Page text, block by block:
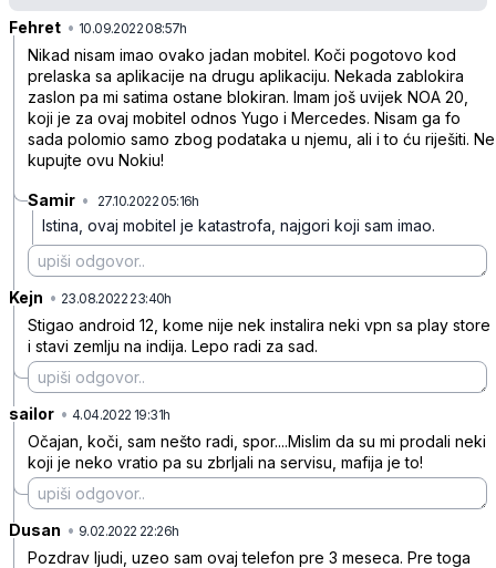
Fehret • 10.09.2022 08:57h
Nikad nisam imao ovako jadan mobitel. Koči pogotovo kod
prelaska sa aplikacije na drugu aplikaciju. Nekada zablokira
zaslon pa mi satima ostane blokiran. Imam još uvijek NOA 20,
koji je za ovaj mobitel odnos Yugo i Mercedes. Nisam ga fo
sada polomio samo zbog podataka u njemu, ali i to ću riješiti. Ne
kupujte ovu Nokiu!
Samir • 27.10.2022 05:16h
Istina, ovaj mobitel je katastrofa, najgori koji sam imao.
Kejn • 23.08.2022 23:40h
Stigao android 12, kome nije nek instalira neki vpn sa play store
i stavi zemlju na indija. Lepo radi za sad.
sailor • 4.04.2022 19:31h
Očajan, koči, sam nešto radi, spor....Mislim da su mi prodali neki
koji je neko vratio pa su zbrljali na servisu, mafija je to!
Dusan • 9.02.2022 22:26h
Pozdrav ljudi, uzeo sam ovaj telefon pre 3 meseca. Pre toga